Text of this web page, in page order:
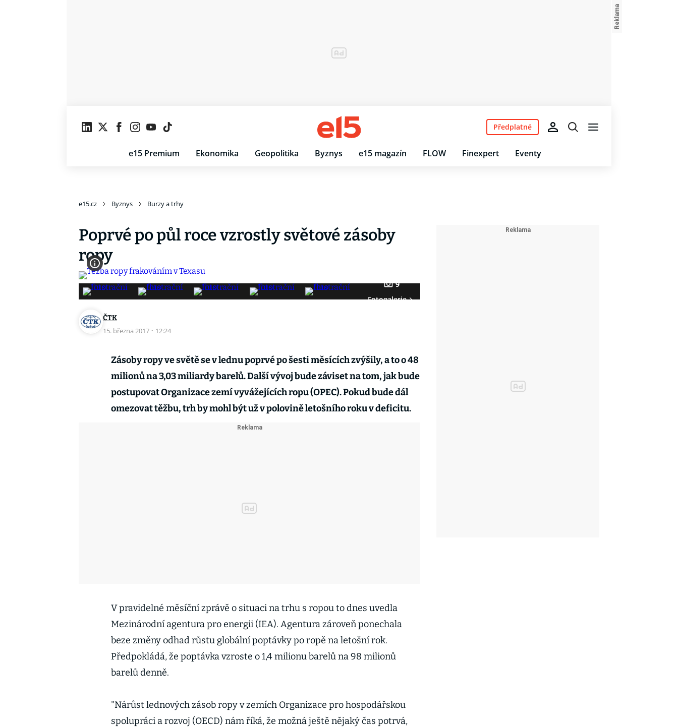
e15 Premium Ekonomika Geopolitika Byznys e15 magazín FLOW Finexpert Eventy
Předplatné
e15.cz Byznys Burzy a trhy
Poprvé po půl roce vzrostly světové zásoby
ropy
9
Fotogalerie
ČTK
15. března 2017 · 12:24
Zásoby ropy ve světě se v lednu poprvé po šesti měsících zvýšily, a to o 48
milionů na 3,03 miliardy barelů. Další vývoj bude záviset na tom, jak bude
postupovat Organizace zemí vyvážejících ropu (OPEC). Pokud bude dál
omezovat těžbu, trh by mohl být už v polovině letošního roku v deficitu.
V pravidelné měsíční zprávě o situaci na trhu s ropou to dnes uvedla
Mezinárodní agentura pro energii (IEA). Agentura zároveň ponechala
beze změny odhad růstu globální poptávky po ropě na letošní rok.
Předpokládá, že poptávka vzroste o 1,4 milionu barelů na 98 milionů
barelů denně.
"Nárůst lednových zásob ropy v zemích Organizace pro hospodářskou
spolupráci a rozvoj (OECD) nám říká, že možná ještě nějaký čas potrvá,